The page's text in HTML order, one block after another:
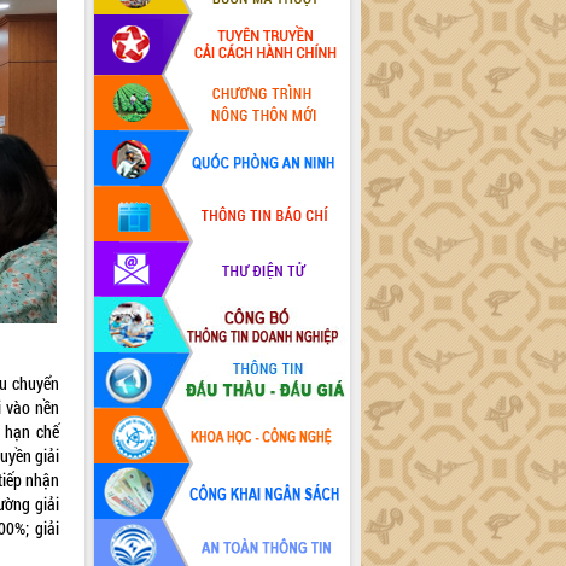
chuyển
nền
chế
giải
nhận
giải
giải